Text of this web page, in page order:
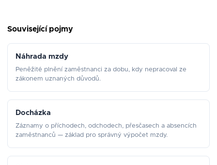
Související pojmy
Náhrada mzdy
Peněžité plnění zaměstnanci za dobu, kdy nepracoval ze
zákonem uznaných důvodů.
Docházka
Záznamy o příchodech, odchodech, přesčasech a absencích
zaměstnanců — základ pro správný výpočet mzdy.